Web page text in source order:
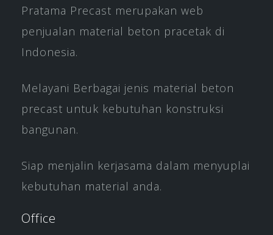
Pratama Precast merupakan web
penjualan material beton pracetak di
Indonesia.
Melayani Berbagai jenis material beton
precast untuk kebutuhan konstruksi
bangunan.
Siap menjalin kerjasama dalam menyuplai
kebutuhan material anda.
Office